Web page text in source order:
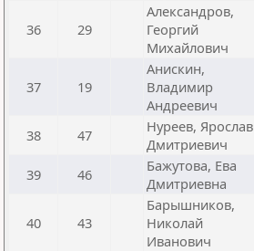
36 29
Александров,
Георгий
Михайлович
37 19
Анискин,
Владимир
Андреевич
38 47
Нуреев, Ярослав
Дмитриевич
39 46
Бажутова, Ева
Дмитриевна
40 43
Барышников,
Николай
Иванович